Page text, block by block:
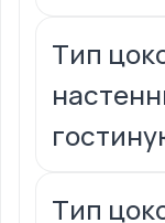
Тип
Тип